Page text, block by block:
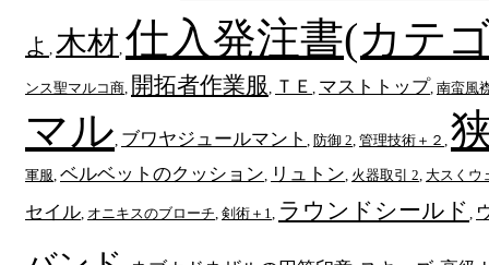
よ 木材 仕入発注書(カテ
ンス聖マルコ商 開拓者作業服 ＴＥ マストトップ 南蛮風
マル ブワヤジュールマント 防御 2 管理技術＋２
軍服 ベルベットのクッション リュトン 火器取引 2 大スくウ
セイル オニキスのブローチ 剣術＋1 ラウンドシールド